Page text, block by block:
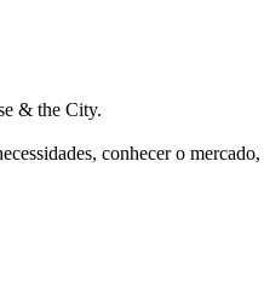
& the City.
conhecer o